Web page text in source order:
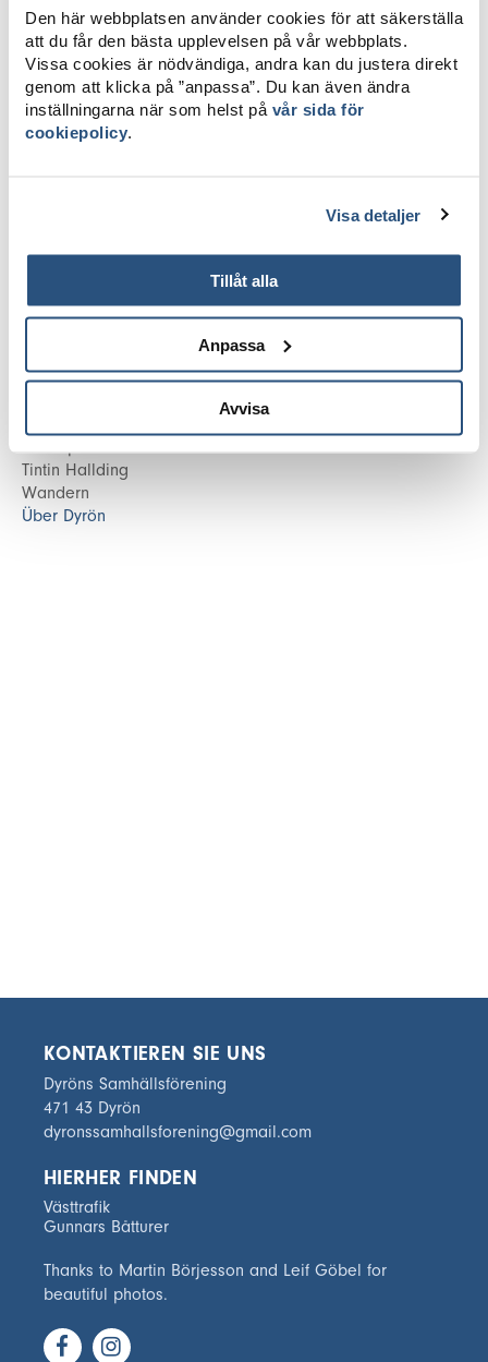
Den här webbplatsen använder cookies för att säkerställa
att du får den bästa upplevelsen på vår webbplats.
Vissa cookies är nödvändiga, andra kan du justera direkt
genom att klicka på ”anpassa”. Du kan även ändra
inställningarna när som helst på vår sida för
cookiepolicy.
Visa detaljer
Tillåt alla
Anpassa
Avvisa
Pizzaria
Privat vermietung
Trålverket
Unterkunft in Haludden
Waffelcafé
Hafeninformation
Fitnessstudio buchen
Mufflons
Tintin Hallding
Wandern
Über Dyrön
KONTAKTIEREN SIE UNS
Dyröns Samhällsförening
471 43 Dyrön
dyronssamhallsforening@gmail.com
HIERHER FINDEN
Västtrafik
Gunnars Båtturer
Thanks to Martin Börjesson and Leif Göbel for
beautiful photos.